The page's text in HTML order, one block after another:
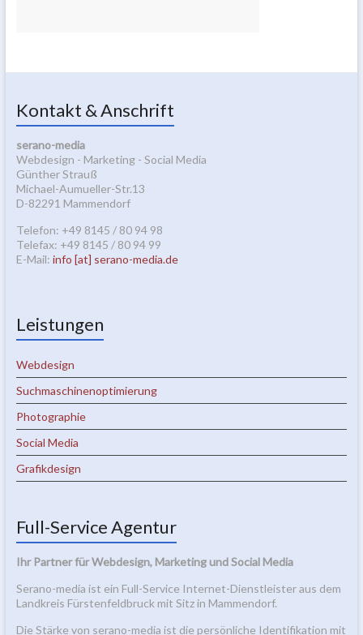
Kontakt & Anschrift
serano-media
Webdesign - Marketing - Social Media
Günther Strauß
Michael-Aumueller-Str.13
D-82291 Mammendorf
Telefon: +49 8145 / 80 94 98
Telefax: +49 8145 / 80 94 99
E-Mail: info [at] serano-media.de
Leistungen
Webdesign
Suchmaschinenoptimierung
Photographie
Social Media
Grafikdesign
Full-Service Agentur
Ihr Partner für Webdesign, Marketing und Social Media
Serano-media ist ein Full-Service Internet-Dienstleister aus dem
Landkreis Fürstenfeldbruck mit Sitz in Mammendorf.
Die Stärke von serano-media ist die persönliche Identifikation mit